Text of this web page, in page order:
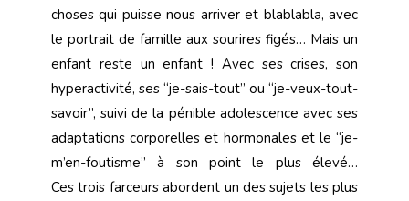
choses qui puisse nous arriver et blablabla, avec
le portrait de famille aux sourires figés… Mais un
enfant reste un enfant ! Avec ses crises, son
hyperactivité, ses ‘‘je-sais-tout’’ ou ‘‘je-veux-tout-
savoir’’, suivi de la pénible adolescence avec ses
adaptations corporelles et hormonales et le ‘‘je-
m’en-foutisme’’ à son point le plus élevé…
Ces trois farceurs abordent un des sujets les plus